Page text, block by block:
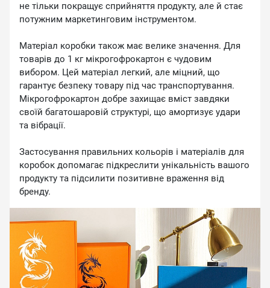
не тільки покращує сприйняття продукту, але й стає
потужним маркетинговим інструментом.
Матеріал коробки також має велике значення. Для
товарів до 1 кг мікрогофрокартон є чудовим
вибором. Цей матеріал легкий, але міцний, що
гарантує безпеку товару під час транспортування.
Мікрогофрокартон добре захищає вміст завдяки
своїй багатошаровій структурі, що амортизує удари
та вібрації.
Застосування правильних кольорів і матеріалів для
коробок допомагає підкреслити унікальність вашого
продукту та підсилити позитивне враження від
бренду.